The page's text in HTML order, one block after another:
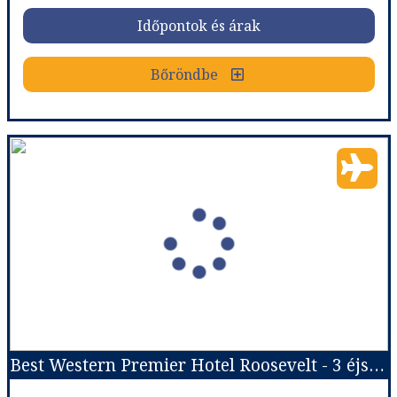
Időpontok és árak
Bőröndbe
Időpontok és árak
Bőröndbe
Tavaszi napsütés a francia Riviérán - csoportos utazás a március 15-i hosszú hétvégén 2027.03.12-15.
Franciaország
Város:Nizza
Utazás módja: Repülővel
Ellátás:leírás szerint
Szálláskategória:
Négyágyas szoba Junior Suite
Időpont: 2027-03-12 | 3 éj Best Western Premier Hotel Roosevelt - 3 éjszakás